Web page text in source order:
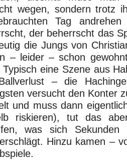
wegen, sondern trotz
Tag
der beherrscht das
die Jungs von
– leider – schon
eine Szene aus
– die
versucht den Konter
und muss dann
riskieren), tut das
was sich
Hinzu kamen –